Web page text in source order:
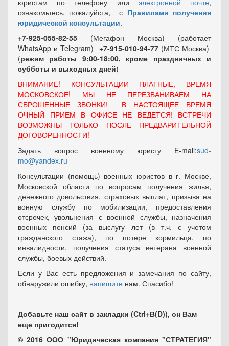
юристам по телефону или электронной почте,
ознакомьтесь, пожалуйста, с Правилами получения
юридической консультации.
+7-925-055-82-55 (Мегафон Москва) (работает
WhatsApp и Telegram) +7-915-010-94-77 (МТС Москва)
(режим работы 9:00-18:00, кроме праздничных и
субботы и выходных дней)
ВНИМАНИЕ! КОНСУЛЬТАЦИИ ПЛАТНЫЕ, ВРЕМЯ
МОСКОВСКОЕ! МЫ НЕ ПЕРЕЗВАНИВАЕМ НА
СБРОШЕННЫЕ ЗВОНКИ! В НАСТОЯЩЕЕ ВРЕМЯ
ОЧНЫЙ ПРИЕМ В ОФИСЕ НЕ ВЕДЕТСЯ! ВСТРЕЧИ
ВОЗМОЖНЫ ТОЛЬКО ПОСЛЕ ПРЕДВАРИТЕЛЬНОЙ
ДОГОВОРЕННОСТИ!
Задать вопрос военному юристу E-mail:sud-
mo@yandex.ru
Консультации (помощь) военных юристов в г. Москве,
Московской области по вопросам получения жилья,
денежного довольствия, страховых выплат, призыва на
вонную службу по мобилизации, предоставления
отсрочек, увольнения с военной службы, назначения
военных пенсий (за выслугу лет (в т.ч. с учетом
гражданского стажа), по потере кормильца, по
инвалидности, получения статуса ветерана военной
службы, боевых действий.
Если у Вас есть предложения и замечания по сайту,
обнаружили ошибку, напишите нам. Спасибо!
Добавьте наш сайт в закладки (Ctrl+В(D)), он Вам
еще пригодится!
© 2016 ООО "Юридическая компания "СТРАТЕГИЯ"